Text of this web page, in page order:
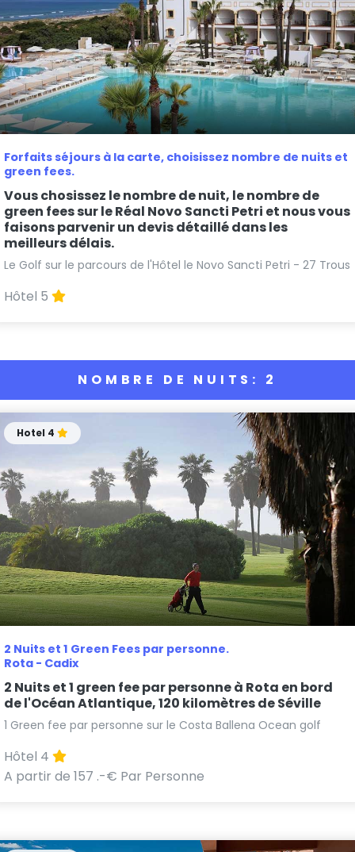
Forfaits séjours à la carte, choisissez nombre de nuits et
green fees.
Vous chosissez le nombre de nuit, le nombre de
green fees sur le Réal Novo Sancti Petri et nous vous
faisons parvenir un devis détaillé dans les
meilleurs délais.
Le Golf sur le parcours de l'Hôtel le Novo Sancti Petri - 27 Trous
Hôtel 5
NOMBRE DE NUITS: 2
2 Nuits et 1 Green Fees par personne.
Rota - Cadix
Hotel 4
2 Nuits et 1 green fee par personne à Rota en bord
de l'Océan Atlantique, 120 kilomètres de Séville
1 Green fee par personne sur le Costa Ballena Ocean golf
Hôtel 4
A partir de 157 .-€ Par Personne